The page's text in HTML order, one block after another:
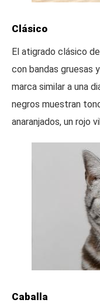
Clásico
El atigrado clásico
con bandas gruesas
marca similar a una
negros muestran
anaranjados, un rojo
Caballa